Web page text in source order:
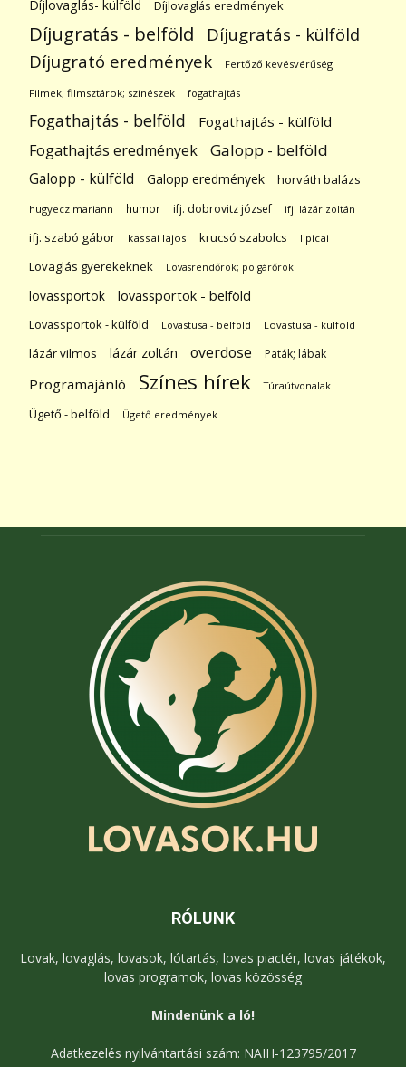
Díjlovaglás- külföld
Díjlovaglás eredmények
Díjugratás - belföld Díjugratás - külföld
Díjugrató eredmények Fertőző kevésvérűség
Filmek; filmsztárok; színészek fogathajtás
Fogathajtás - belföld Fogathajtás - külföld
Fogathajtás eredmények Galopp - belföld
Galopp - külföld Galopp eredmények horváth balázs
hugyecz mariann humor ifj. dobrovitz józsef ifj. lázár zoltán
ifj. szabó gábor kassai lajos krucsó szabolcs lipicai
Lovaglás gyerekeknek Lovasrendőrök; polgárőrök
lovassportok lovassportok - belföld
Lovassportok - külföld Lovastusa - belföld Lovastusa - külföld
lázár vilmos lázár zoltán overdose Paták; lábak
Programajánló Színes hírek Túraútvonalak
Ügető - belföld Ügető eredmények
RÓLUNK
Lovak, lovaglás, lovasok, lótartás, lovas piactér, lovas játékok,
lovas programok, lovas közösség
Mindenünk a ló!
Adatkezelés nyilvántartási szám: NAIH-123795/2017